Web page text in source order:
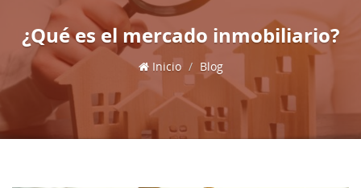
¿Qué es el mercado inmobiliario?
Inicio Blog